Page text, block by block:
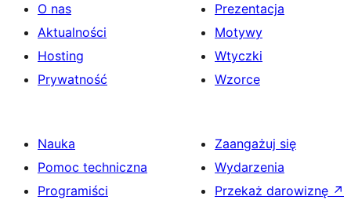
O nas
Aktualności
Hosting
Prywatność
Prezentacja
Motywy
Wtyczki
Wzorce
Nauka
Pomoc techniczna
Programiści
Zaangażuj się
Wydarzenia
Przekaż darowiznę ↗